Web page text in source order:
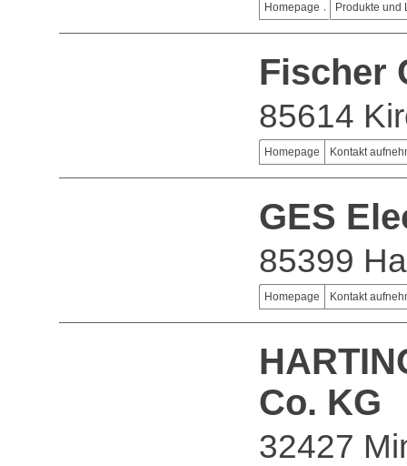
Homepage Produkte und
Fischer
85614
Homepage Kontakt
GES
85399
Homepage Kontakt
Co. KG
32427